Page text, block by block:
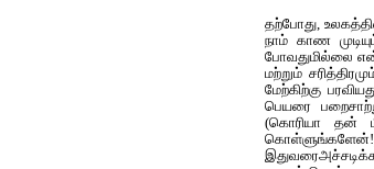
தற்போது,
நாம் காண
போவ‌துமில்லை
மற்றும்
மேற்கிற்கு
பெயரை
(கொரியா தன்